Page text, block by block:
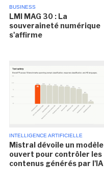
BUSINESS
LMI MAG 30 : La
souveraineté numérique
s'affirme
INTELLIGENCE ARTIFICIELLE
Mistral dévoile un modèle
ouvert pour contrôler les
contenus générés par l'IA